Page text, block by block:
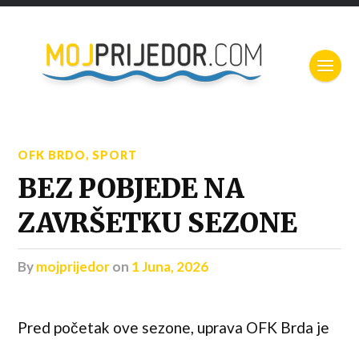
OFK BRDO,SPORT
BEZ POBJEDE NA
ZAVRŠETKU SEZONE
bymojprijedoron 1 Juna, 2026
Pred početak ove sezone, uprava OFK Brda je